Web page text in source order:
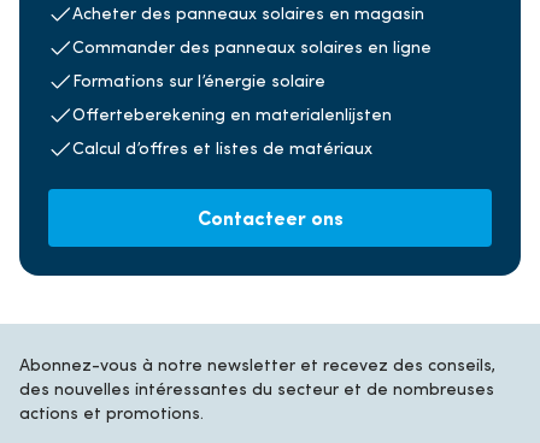
Acheter des panneaux solaires en magasin
Commander des panneaux solaires en ligne
Formations sur l’énergie solaire
Offerteberekening en materialenlijsten
Calcul d’offres et listes de matériaux
Contacteer ons
Abonnez-vous à notre newsletter et recevez des conseils,
des nouvelles intéressantes du secteur et de nombreuses
actions et promotions.